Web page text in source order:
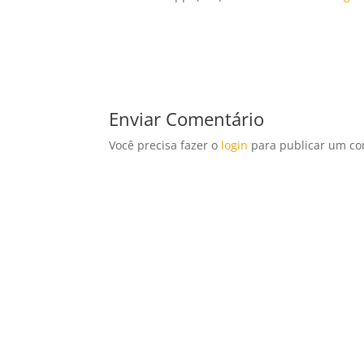
Enviar Comentário
Você precisa fazer o login para publicar um